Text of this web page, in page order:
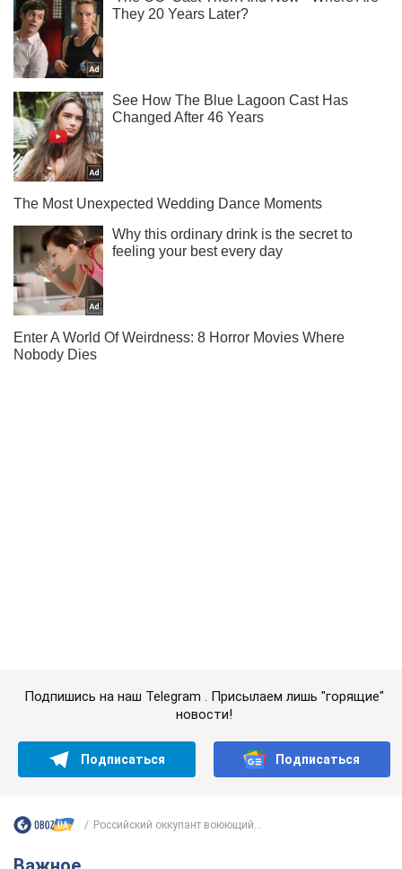
полигоны: как проблему джипинга решают за
границей
Украине не помешает взять пример со стран Европы